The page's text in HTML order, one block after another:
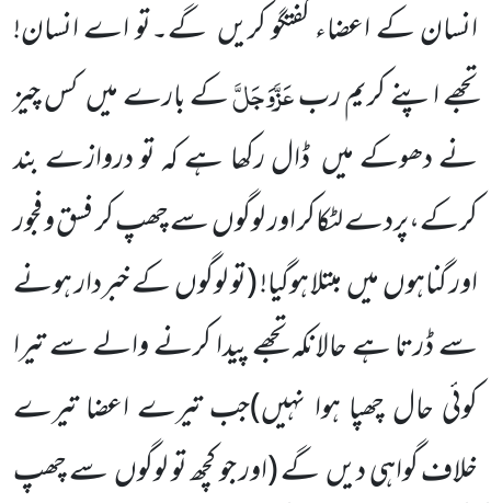
انسان کے اعضاء گفتگو کریں گے۔تو اے انسان!
تجھے اپنے کریم ربعَزَّوَجَلَّکے بارے میں کس چیز
نے دھوکے میں ڈال رکھا ہے کہ تو دروازے بند
کرکے،پردے لٹکاکر اور لوگوں سے چھپ کر فسق و فجور
اور گناہوں میں مبتلا ہوگیا!(تو لوگوں کے خبردار ہونے
سے ڈرتا ہے حالانکہ تجھے پیدا کرنے والے سے تیرا
کوئی حال چھپا ہوا نہیں)جب تیرے اعضا تیرے
خلاف گواہی دیں گے(اور جو کچھ تو لوگوں سے چھپ